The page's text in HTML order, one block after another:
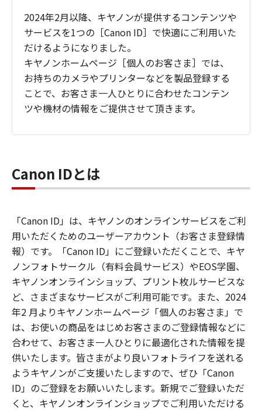
2024年2月以降、キヤノンが提供するコンテンツや
サービスを1つの［Canon ID］で快適にご利用いた
だけるようになりました。
キヤノンホームページ［個人のお客さま］では、
お持ちのカメラやプリンターなどを製品登録する
ことで、お客さま一人ひとりに合わせたコンテン
ツや機材の情報をご提供させて頂きます。
Canon IDとは
「Canon ID」は、キヤノンのオンラインサービスをご利
用いただくためのユーザーアカウント（お客さま登録情
報）です。「Canon ID」にご登録いただくことで、キヤ
ノンフォトサークル（有料会員サービス）やEOS学園、
キヤノンオンラインショップ、プリント枚ルサービスな
ど、さまざまなサービスがご利用可能です。また、2024
年2 月よりキヤノンホームページ「個人のお客さま」で
は、お使いの商品をはじめお客さまのご登録情報などに
合わせて、お客さま一人ひとりに最適化された情報を提
供いたします。皆さまがより良いフォトライフを送れる
ようキヤノンがご支援いたしますので、ぜひ「Canon
ID」のご登録をお願いいたします。新規でご登録いただ
くと、キヤノンオンラインショップでご利用いただける